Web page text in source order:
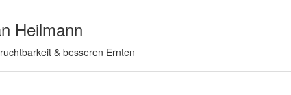
Heilmann
& besseren Ernten